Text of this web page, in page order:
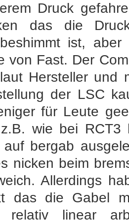
Druck
das die
ist,
von Fast. Der
Hersteller und
der LSC
für Leute
wie bei RCT3
bergab
nicken beim
Allerdings
das die Gabel
relativ linear